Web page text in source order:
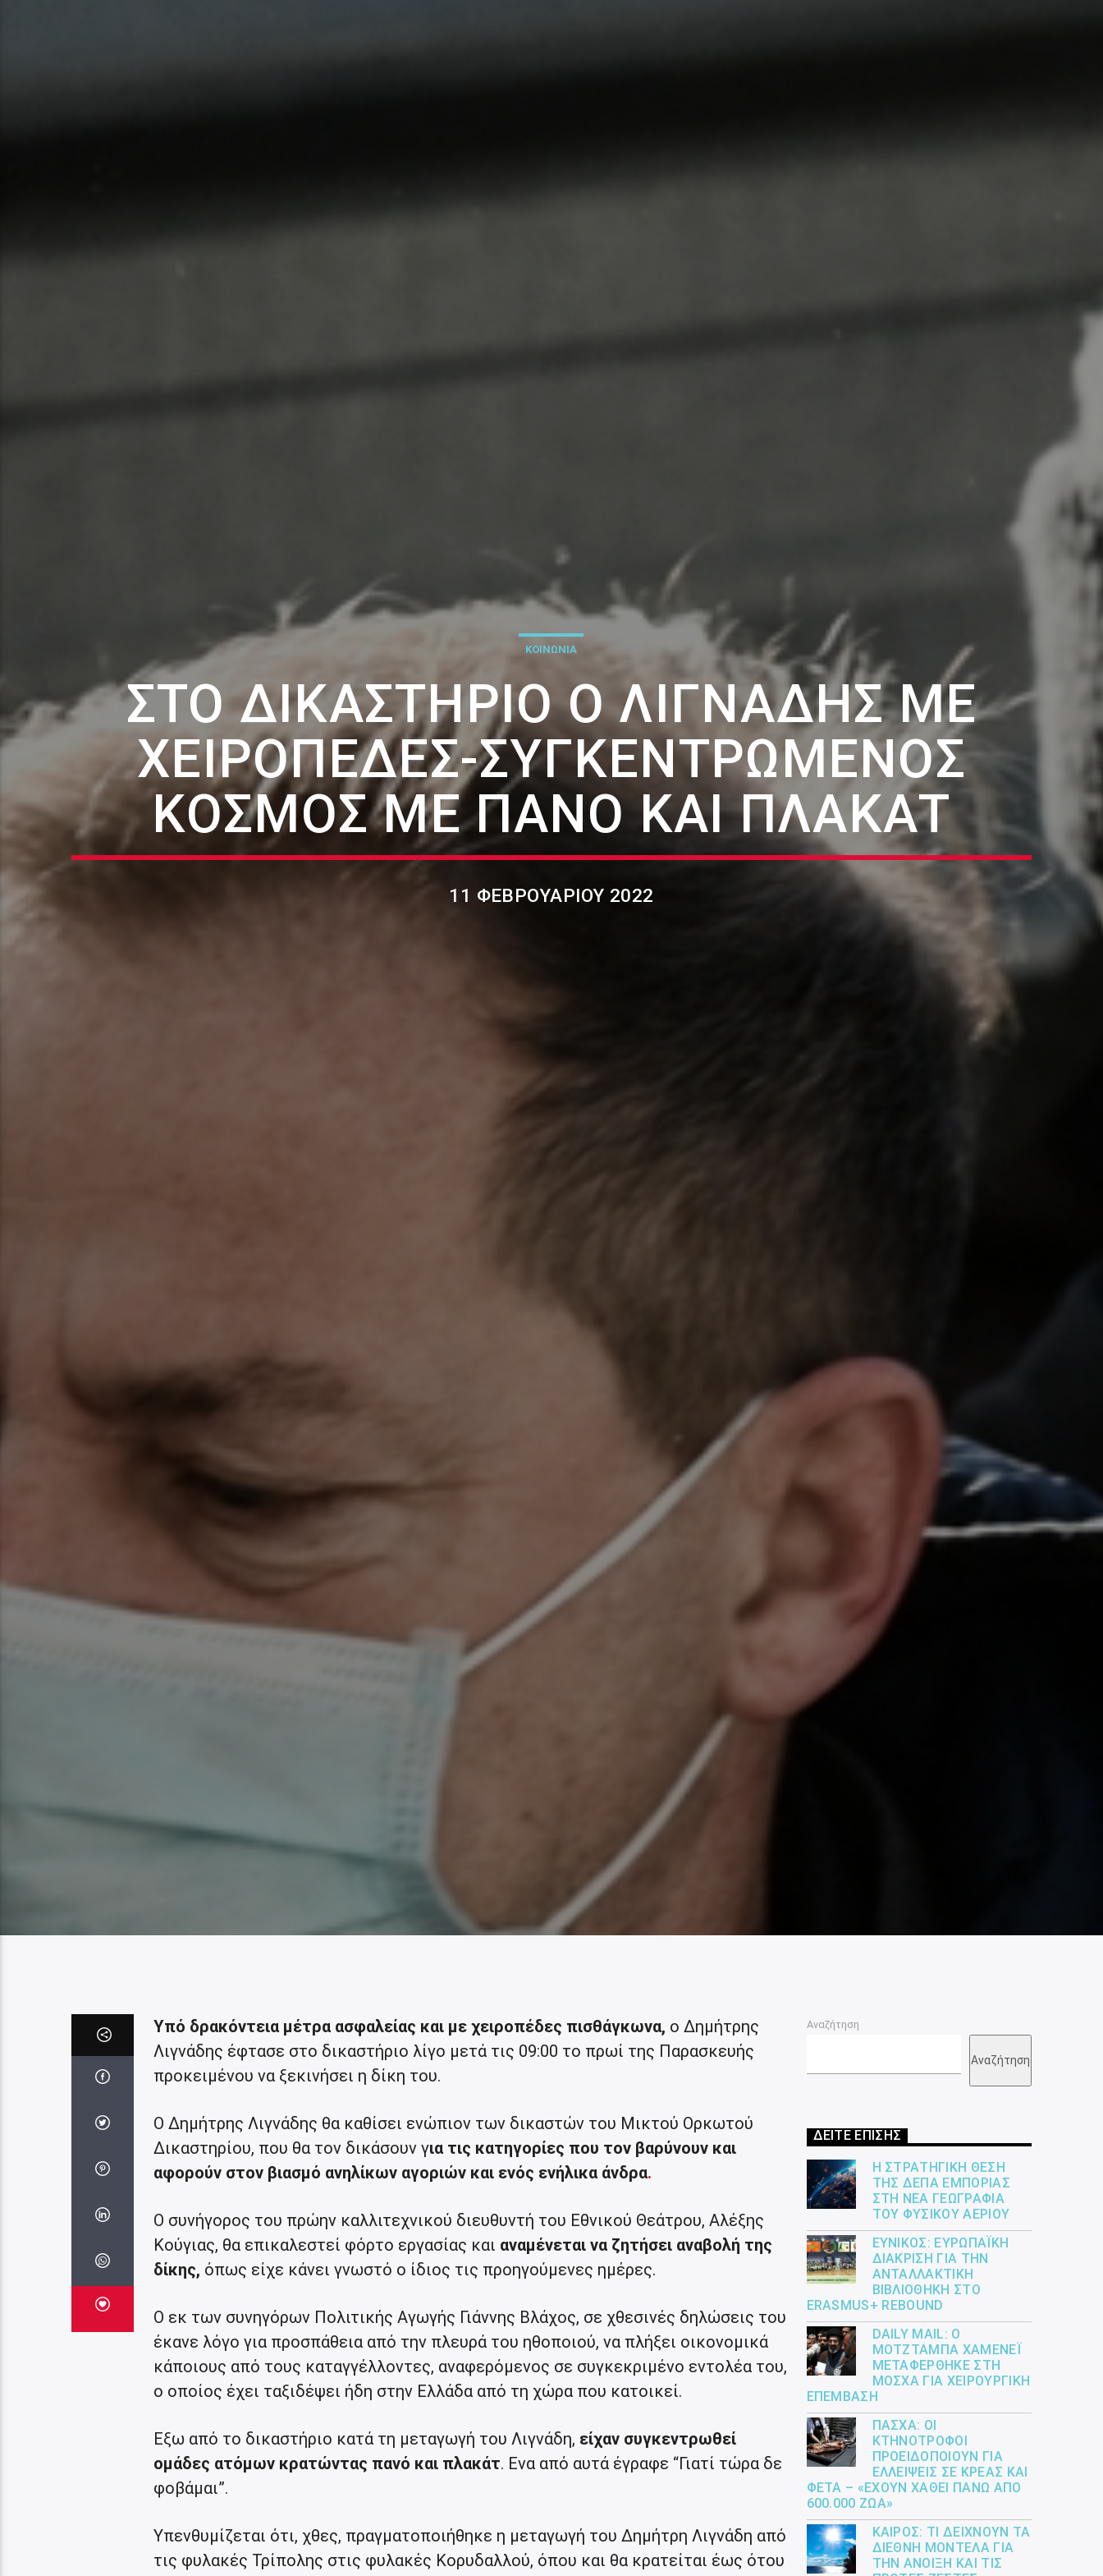
ΚΟΙΝΩΝΙΑ
ΣΤΟ ΔΙΚΑΣΤΉΡΙΟ Ο ΛΙΓΝΆΔΗΣ ΜΕ
ΧΕΙΡΟΠΈΔΕΣ-ΣΥΓΚΕΝΤΡΩΜΈΝΟΣ
ΚΌΣΜΟΣ ΜΕ ΠΑΝΌ ΚΑΙ ΠΛΑΚΆΤ
11 ΦΕΒΡΟΥΑΡΊΟΥ 2022
Υπό δρακόντεια μέτρα ασφαλείας και με χειροπέδες πισθάγκωνα, ο Δημήτρης
Λιγνάδης έφτασε στο δικαστήριο λίγο μετά τις 09:00 το πρωί της Παρασκευής
προκειμένου να ξεκινήσει η δίκη του.
Ο Δημήτρης Λιγνάδης θα καθίσει ενώπιον των δικαστών του Μικτού Ορκωτού
Δικαστηρίου, που θα τον δικάσουν για τις κατηγορίες που τον βαρύνουν και
αφορούν στον βιασμό ανηλίκων αγοριών και ενός ενήλικα άνδρα.
Ο συνήγορος του πρώην καλλιτεχνικού διευθυντή του Εθνικού Θεάτρου, Αλέξης
Κούγιας, θα επικαλεστεί φόρτο εργασίας και αναμένεται να ζητήσει αναβολή της
δίκης, όπως είχε κάνει γνωστό ο ίδιος τις προηγούμενες ημέρες.
Ο εκ των συνηγόρων Πολιτικής Αγωγής Γιάννης Βλάχος, σε χθεσινές δηλώσεις του
έκανε λόγο για προσπάθεια από την πλευρά του ηθοποιού, να πλήξει οικονομικά
κάποιους από τους καταγγέλλοντες, αναφερόμενος σε συγκεκριμένο εντολέα του,
ο οποίος έχει ταξιδέψει ήδη στην Ελλάδα από τη χώρα που κατοικεί.
Εξω από το δικαστήριο κατά τη μεταγωγή του Λιγνάδη, είχαν συγκεντρωθεί
ομάδες ατόμων κρατώντας πανό και πλακάτ. Ενα από αυτά έγραφε “Γιατί τώρα δε
φοβάμαι”.
Υπενθυμίζεται ότι, χθες, πραγματοποιήθηκε η μεταγωγή του Δημήτρη Λιγνάδη από
τις φυλακές Τρίπολης στις φυλακές Κορυδαλλού, όπου και θα κρατείται έως ότου
Αναζήτηση
Αναζήτηση
ΔΕΙΤΕ ΕΠΙΣΗΣ
Η ΣΤΡΑΤΗΓΙΚΉ ΘΈΣΗ
ΤΗΣ ΔΕΠΑ ΕΜΠΟΡΊΑΣ
ΣΤΗ ΝΈΑ ΓΕΩΓΡΑΦΊΑ
ΤΟΥ ΦΥΣΙΚΟΎ ΑΕΡΊΟΥ
ΕΎΝΙΚΟΣ: ΕΥΡΩΠΑΪΚΉ
ΔΙΆΚΡΙΣΗ ΓΙΑ ΤΗΝ
ΑΝΤΑΛΛΑΚΤΙΚΉ
ΒΙΒΛΙΟΘΉΚΗ ΣΤΟ
ERASMUS+ REBOUND
DAILY MAIL: Ο
ΜΟΤΖΤΆΜΠΑ ΧΑΜΕΝΕΪ́
ΜΕΤΑΦΈΡΘΗΚΕ ΣΤΗ
ΜΌΣΧΑ ΓΙΑ ΧΕΙΡΟΥΡΓΙΚΉ
ΕΠΈΜΒΑΣΗ
ΠΆΣΧΑ: ΟΙ
ΚΤΗΝΟΤΡΌΦΟΙ
ΠΡΟΕΙΔΟΠΟΙΟΎΝ ΓΙΑ
ΕΛΛΕΊΨΕΙΣ ΣΕ ΚΡΈΑΣ ΚΑΙ
ΦΈΤΑ – «ΈΧΟΥΝ ΧΑΘΕΊ ΠΆΝΩ ΑΠΌ
600.000 ΖΏΑ»
ΚΑΙΡΌΣ: ΤΙ ΔΕΊΧΝΟΥΝ ΤΑ
ΔΙΕΘΝΉ ΜΟΝΤΈΛΑ ΓΙΑ
ΤΗΝ ΆΝΟΙΞΗ ΚΑΙ ΤΙΣ